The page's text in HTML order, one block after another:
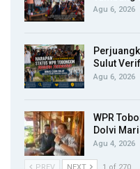
Agu 6, 2026
Sulut
Agu 6, 2026
WPR
Dolvi
Agu 4, 2026
PREV NEXT 1 of 270